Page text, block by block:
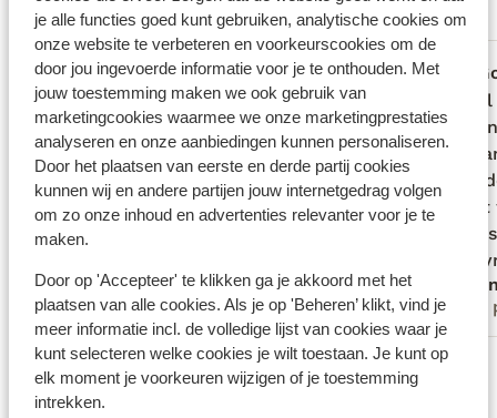
je alle functies goed kunt gebruiken, analytische cookies om
onze website te verbeteren en voorkeurscookies om de
door jou ingevoerde informatie voor je te onthouden. Met
jouw toestemming maken we ook gebruik van
marketingcookies waarmee we onze marketingprestaties
analyseren en onze aanbiedingen kunnen personaliseren.
Door het plaatsen van eerste en derde partij cookies
kunnen wij en andere partijen jouw internetgedrag volgen
om zo onze inhoud en advertenties relevanter voor je te
maken.
Door op 'Accepteer' te klikken ga je akkoord met het
plaatsen van alle cookies. Als je op 'Beheren’ klikt, vind je
meer informatie incl. de volledige lijst van cookies waar je
kunt selecteren welke cookies je wilt toestaan. Je kunt op
elk moment je voorkeuren wijzigen of je toestemming
intrekken.
Meest geboekt door met partner
8.0 Fantastisch
vorige week
Mooie locatie, rustig, vlak aan zee
Mooie locatie, rustig, vlak aan zee
Anoniem
Met partner
late
sloeg
ons
naar
afvoer
late
sloeg
ons
Bekijk alle 195 ervaringen
Locatie